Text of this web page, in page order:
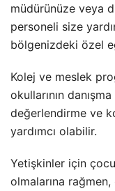
müdürünüze veya
personeli size
bölgenizdeki özel
Kolej ve meslek
okullarının
değerlendirme ve
yardımcı olabilir.
Yetişkinler için
olmalarına